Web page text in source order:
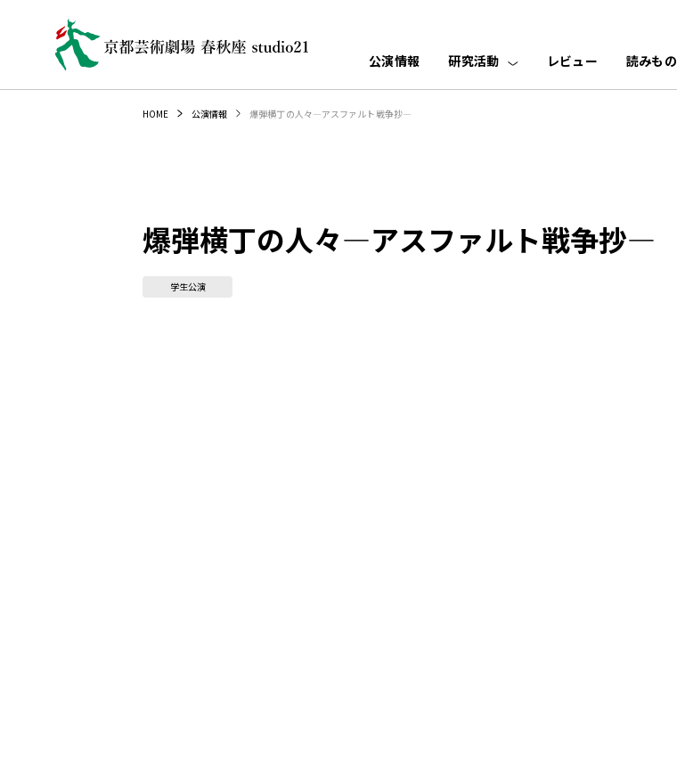
公演情報
研究活動 レビュー 読みもの
HOME 公演情報 爆弾横丁の人々―アスファルト戦争抄―
爆弾横丁の人々―アスファルト戦争抄―
学生公演